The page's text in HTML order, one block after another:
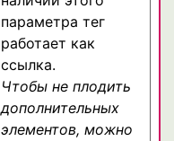
параметра тег
работает как
ссылка.
Чтобы не плодить
дополнительных
элементов, можно